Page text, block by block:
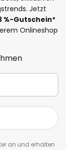
Jetzt
%-Gutschein*
Onlineshop
an und erhalten